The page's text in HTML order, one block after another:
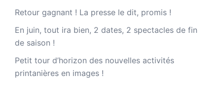
Retour gagnant ! La presse le dit, promis !
En juin, tout ira bien, 2 dates, 2 spectacles de fin
de saison !
Petit tour d’horizon des nouvelles activités
printanières en images !